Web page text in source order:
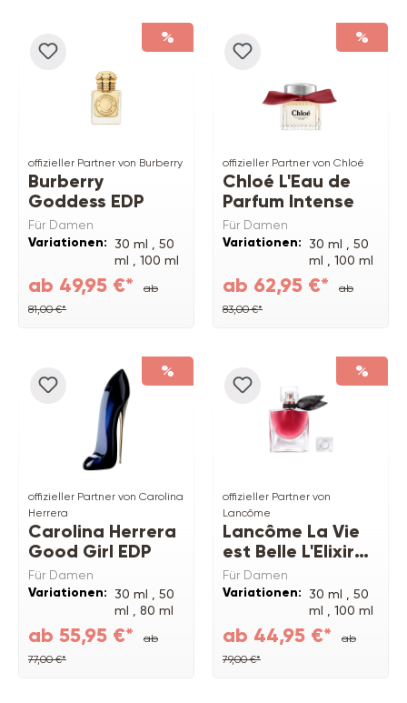
%
offizieller Partner von Burberry
Burberry
Goddess EDP
Für Damen
Variationen: 30 ml , 50
ml , 100 ml
,150 ml
Refill
ab 49,95 €*
ab
81,00 €*
%
offizieller Partner von Chloé
Chloé L'Eau de
Parfum Intense
Für Damen
Variationen: 30 ml , 50
ml , 100 ml
,150 ml
Refill
ab 62,95 €*
ab
83,00 €*
%
offizieller Partner von Carolina
Herrera
Carolina Herrera
Good Girl EDP
Für Damen
Variationen: 30 ml , 50
ml , 80 ml
ab 55,95 €*
ab
77,00 €*
%
offizieller Partner von
Lancôme
Lancôme La Vie
est Belle L'Elixir
EDP
Für Damen
Variationen: 30 ml , 50
ml , 100 ml
ab 44,95 €*
ab
79,00 €*